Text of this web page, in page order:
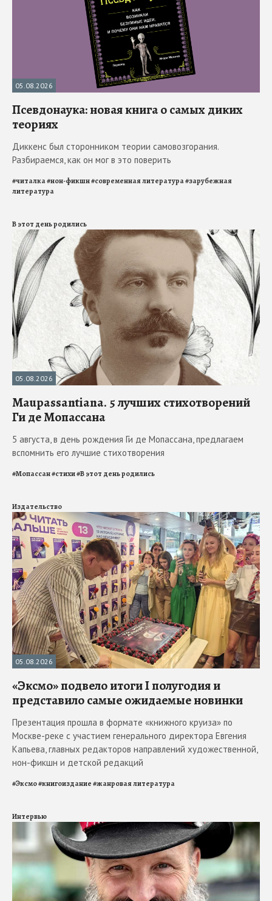
05.08.2026
Псевдонаука: новая книга о самых диких
теориях
Диккенс был сторонником теории самовозгорания.
Разбираемся, как он мог в это поверить
#читалка#нон-фикшн#современная литература#зарубежная
литература
В этот день родились
05.08.2026
Maupassantiana. 5 лучших стихотворений
Ги де Мопассана
5 августа, в день рождения Ги де Мопассана, предлагаем
вспомнить его лучшие стихотворения
#Мопассан#стихи#В этот день родились
Издательство
05.08.2026
«Эксмо» подвело итоги I полугодия и
представило самые ожидаемые новинки
Презентация прошла в формате «книжного круиза» по
Москве-реке с участием генерального директора Евгения
Капьева, главных редакторов направлений художественной,
нон-фикшн и детской редакций
#Эксмо#книгоиздание#жанровая литература
Интервью